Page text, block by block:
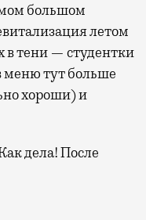
большом
летом
в тени — студентки
тут больше
хороши) и
дела! После